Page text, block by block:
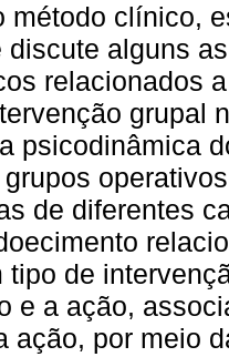
método clínico,
discute alguns
relacionados
grupal
psicodinâmica
de diferentes
tipo de
e a ação,
ação, por meio